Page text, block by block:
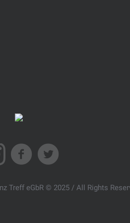
Treff eGbR © 2025 / All Rights